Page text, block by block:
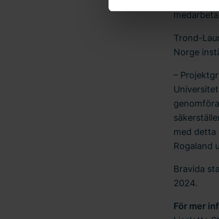
användningen av cookies
Trond-
Norge
–
med
Rogaland
Bravida
2024.
För mer